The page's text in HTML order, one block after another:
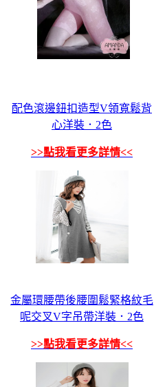
配色滾邊鈕扣造型V領寬鬆背
心洋裝．2色
>>點我看更多詳情<<
金屬環腰帶後腰圍鬆緊格紋毛
呢交叉V字吊帶洋裝．2色
>>點我看更多詳情<<